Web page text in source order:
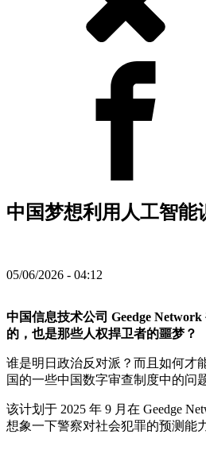
中国梦想利用人工智能
05/06/2026 - 04:12
中国信息技术公司 Geedge
的，也是那些人权捍卫者的噩梦？
谁是明日政治反对派？而且如何才
国的一些中国数字审查制度中的问
该计划于 2025 年 9 月在 Geedge
想象一下警察对社会犯罪的预测能